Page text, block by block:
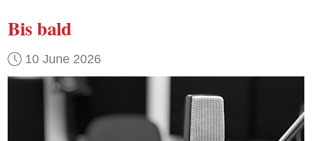
Bis bald
10 June 2026